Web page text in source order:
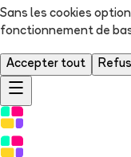
Sans les cookies
fonctionnement de
Accepter tout